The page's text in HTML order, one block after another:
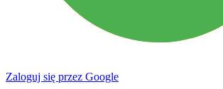
Zaloguj się przez Google